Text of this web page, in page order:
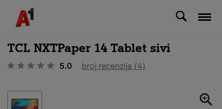
Svi uređaji
TCL NXTPaper 14 Tablet sivi
5.0 broj recenzija (4)